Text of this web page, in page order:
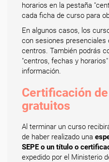
horarios en la pestaña
cada ficha de curso para
En algunos casos, los
con sesiones presenciales
centros. También podrás
"centros, fechas y
información.
Certificación
gratuitos
Al terminar un curso
de haber realizado una
SEPE o un título o
expedido por el Ministerio